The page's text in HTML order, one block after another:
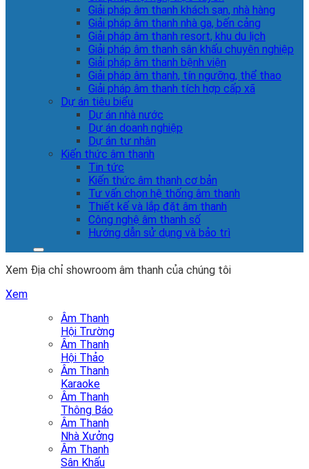
Giải pháp âm thanh khách sạn, nhà hàng
Giải pháp âm thanh nhà ga, bến cảng
Giải pháp âm thanh resort, khu du lịch
Giải pháp âm thanh sân khấu chuyên nghiệp
Giải pháp âm thanh bệnh viện
Giải pháp âm thanh, tín ngưỡng, thể thao
Giải pháp âm thanh tích hợp cấp xã
Dự án tiêu biểu
Dự án nhà nước
Dự án doanh nghiệp
Dự án tư nhân
Kiến thức âm thanh
Tin tức
Kiến thức âm thanh cơ bản
Tư vấn chọn hệ thống âm thanh
Thiết kế và lắp đặt âm thanh
Công nghệ âm thanh số
Hướng dẫn sử dụng và bảo trì
Xem Địa chỉ showroom âm thanh của chúng tôi
Xem
Âm Thanh
Hội Trường
Âm Thanh
Hội Thảo
Âm Thanh
Karaoke
Âm Thanh
Thông Báo
Âm Thanh
Nhà Xưởng
Âm Thanh
Sân Khấu